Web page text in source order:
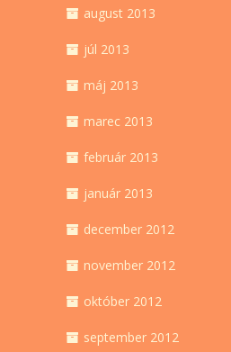
august 2013
júl 2013
máj 2013
marec 2013
február 2013
január 2013
december 2012
november 2012
október 2012
september 2012